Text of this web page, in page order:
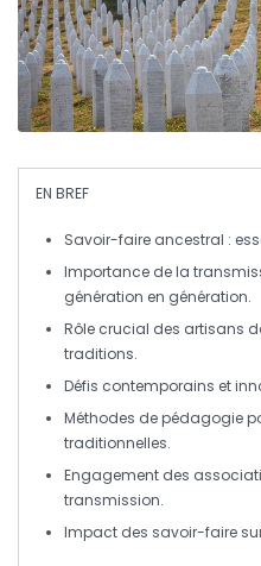
EN BREF
Savoir-faire ancestral :
Importance de la
génération en génération.
Rôle crucial des artisans
traditions.
Défis contemporains et
Méthodes depédagogie
traditionnelles.
Engagement des
transmission.
Impact des savoir-faire